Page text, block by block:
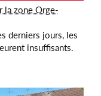
la zone Orge-
derniers jours, les
insuffisants.